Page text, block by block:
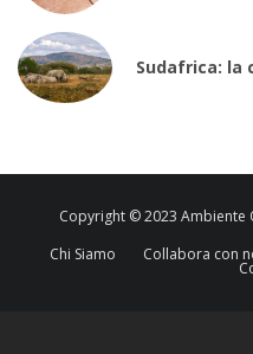
Sudafrica: la
Copyright © 2023
Chi Siamo
Collabora con